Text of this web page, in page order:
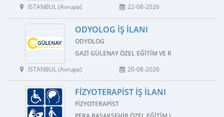
İSTANBUL (Avrupa)
22-08-2026
ODYOLOG İŞ İLANI
ODYOLOG
GAZI GÜLENAY ÖZEL EĞITIM VE REHABILITASYON
İSTANBUL (Avrupa)
20-08-2026
FIZYOTERAPIST İŞ İLANI
FIZYOTERAPIST